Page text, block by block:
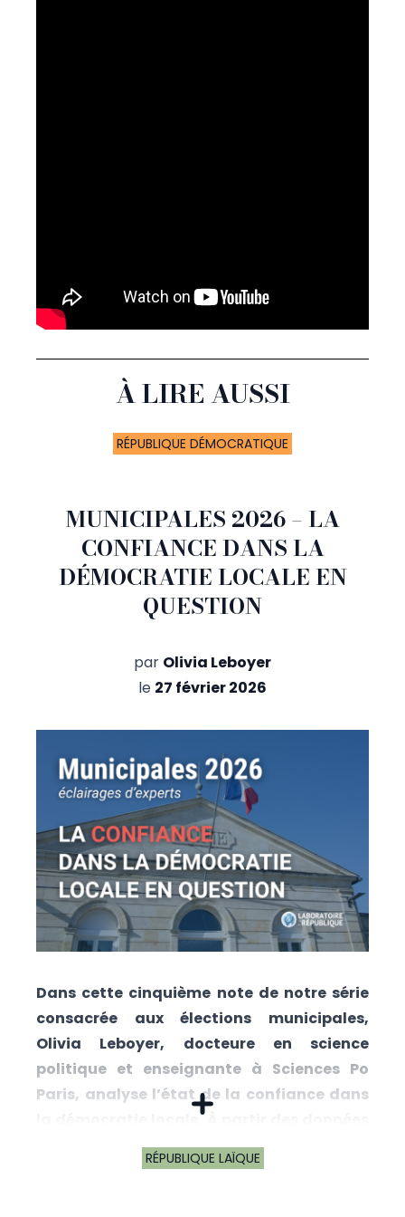
À LIRE AUSSI
RÉPUBLIQUE DÉMOCRATIQUE
MUNICIPALES 2026 – LA
CONFIANCE DANS LA
DÉMOCRATIE LOCALE EN
QUESTION
par Olivia Leboyer
le 27 février 2026
Dans cette cinquième note de notre série
consacrée aux élections municipales,
Olivia Leboyer, docteure en science
politique et enseignante à Sciences Po
Paris, analyse l’état de la confiance dans
la démocratie locale. À partir des données
du CEVIPOF et de travaux récents sur la
confiance politique, elle interroge le rôle
RÉPUBLIQUE LAÏQUE